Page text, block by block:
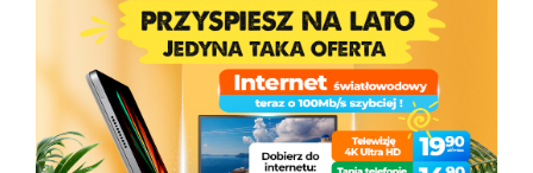
Komórka
Praca